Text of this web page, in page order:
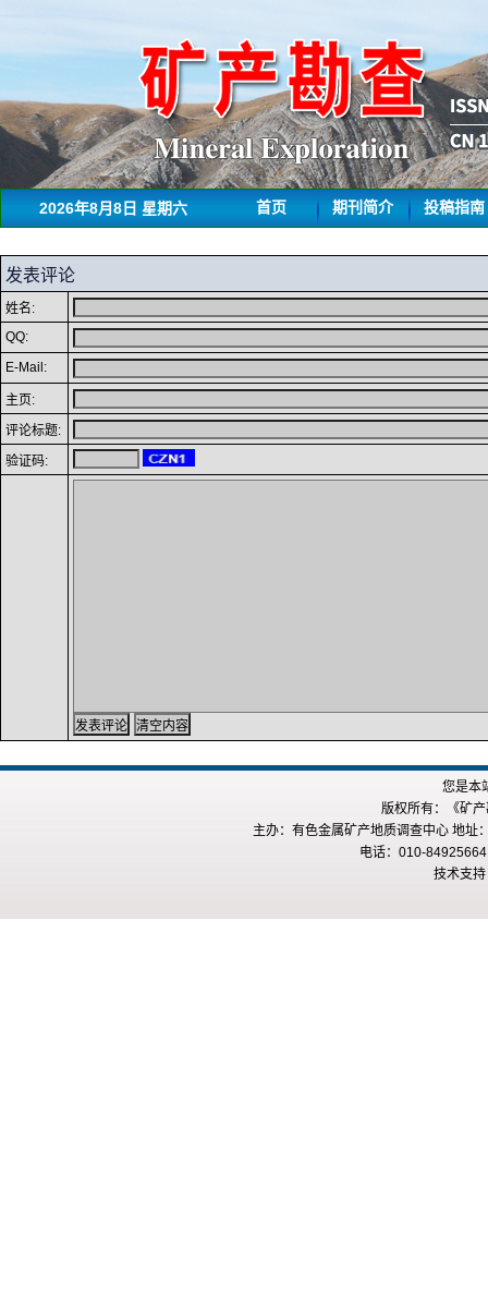
2026年8月8日 星期六 首页 期刊简介 投稿指南
发表评论
姓名:
QQ:
E-Mail:
主页:
评论标题:
验证码:
您是
版权所有：《矿
主办：有色金属矿产地质调查中心 地址
电话：010-
技术支